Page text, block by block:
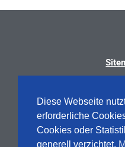
Diese Webseite
erforderliche
Cookies oder
generell verzichtet.